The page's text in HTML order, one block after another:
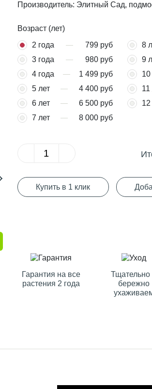
Производитель: Элитный Сад,
Возраст (лет)
2 года
799 руб
3 года
980 руб
4 года
1 499 руб
5 лет
4 400 руб
6 лет
6 500 руб
7 лет
8 000 руб
8
9
10
11
12
Купить в 1 клик
Гарантия на все
растения 2 года
Тщательно
бережно